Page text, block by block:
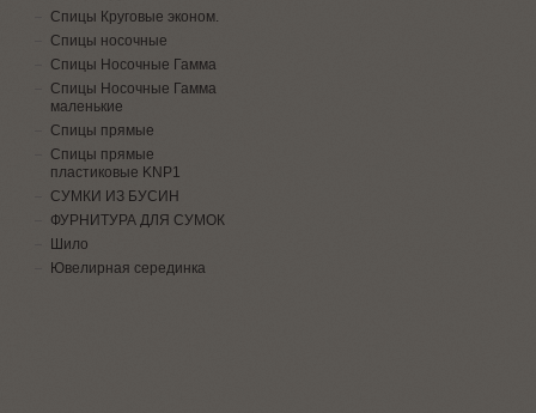
Спицы Круговые эконом.
Спицы носочные
Спицы Носочные Гамма
Спицы Носочные Гамма
маленькие
Спицы прямые
Спицы прямые
пластиковые KNP1
СУМКИ ИЗ БУСИН
ФУРНИТУРА ДЛЯ СУМОК
Шило
Ювелирная серединка